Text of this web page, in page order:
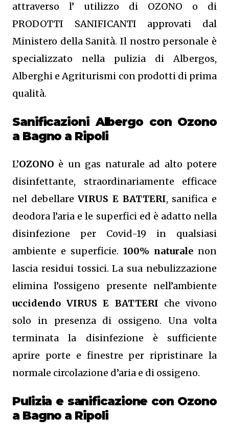
attraverso l’ utilizzo di OZONO o di
PRODOTTI SANIFICANTI approvati dal
Ministero della Sanità. Il nostro personale è
specializzato nella pulizia di Albergos,
Alberghi e Agriturismi con prodotti di prima
qualità.
Sanificazioni Albergo con Ozono
a Bagno a Ripoli
L’OZONO è un gas naturale ad alto potere
disinfettante, straordinariamente efficace
nel debellareVIRUS E BATTERI, sanifica e
deodora l’aria e le superfici ed è adatto nella
disinfezione per Covid-19 in qualsiasi
ambiente e superficie. 100% naturale non
lascia residui tossici.La sua nebulizzazione
elimina l’ossigeno presente nell’ambiente
uccidendo VIRUS E BATTERI che vivono
solo in presenza di ossigeno. Una volta
terminata la disinfezione è sufficiente
aprire porte e finestre per ripristinare la
normale circolazione d’aria e di ossigeno.
Pulizia e sanificazione con Ozono
a Bagno a Ripoli